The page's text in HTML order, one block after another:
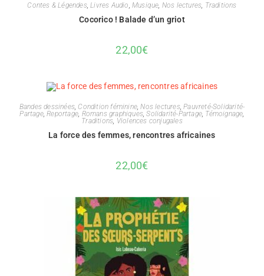
Contes & Légendes,Livres Audio Musique Nos lectures Traditions
Cocorico ! Balade d’un griot
22,00€
Bandes dessinées, Condition féminine ,Nos lectures,Pauvreté-Solidarité-
Partage,Reportage Romans graphiques,Solidarité-Partage, Témoignage
Traditions Violences conjugales
La force des femmes, rencontres africaines
22,00€